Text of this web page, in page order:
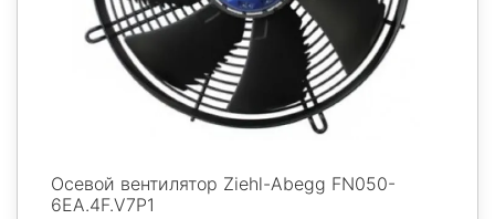
Осевой вентилятор Ziehl-Abegg FN050-
6EA.4F.V7P1